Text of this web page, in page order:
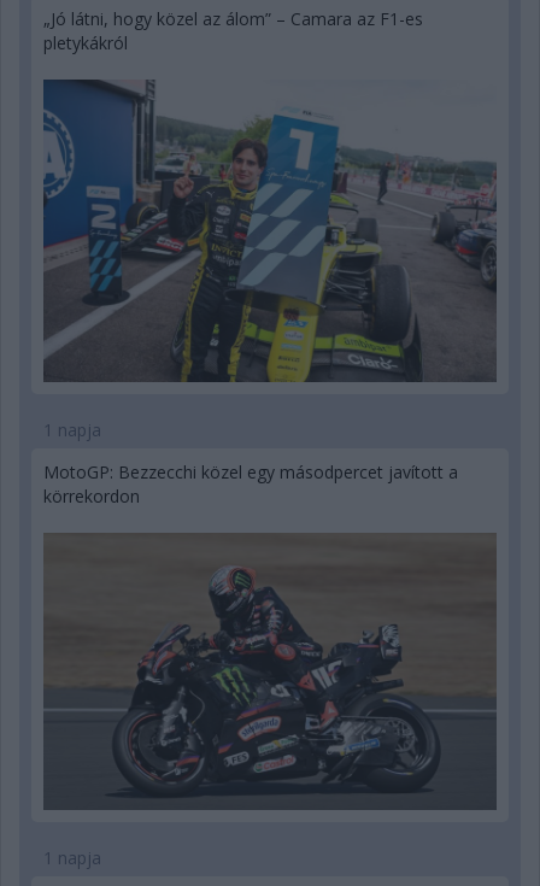
„Jó látni, hogy közel az álom” – Camara az F1-es
pletykákról
1 napja
MotoGP: Bezzecchi közel egy másodpercet javított a
körrekordon
1 napja